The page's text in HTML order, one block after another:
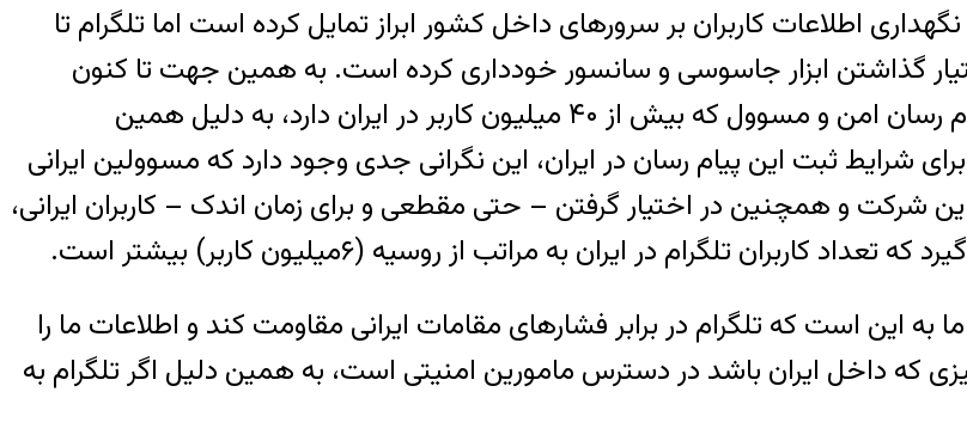
اطلاعات کاربران بر سرورهای داخل کشور ابراز تمایل کرده است اما تلگرام تا
گذاشتن ابزار جاسوسی و سانسور خودداری کرده است. به همین جهت تا کنون
تلگرام توانسته است حسن شهرت خود را به عنوان یک پیام رسان امن و مسوول که بیش از ۴۰ میلیون کاربر در ایران دارد، به دلیل همین
ثبت این پیام رسان در ایران، این نگرانی جدی وجود دارد که مسوولین ایرانی
شرکت و همچنین در اختیار گرفتن – حتی مقطعی و برای زمان اندک – کاربران ایرانی،
تلگرام در ایران به مراتب از روسیه (۶میلیون کاربر) بیشتر است.
این است که تلگرام در برابر فشارهای مقامات ایرانی مقاومت کند و اطلاعات ما را
که داخل ایران باشد در دسترس مامورین امنیتی است، به همین دلیل اگر تلگرام به